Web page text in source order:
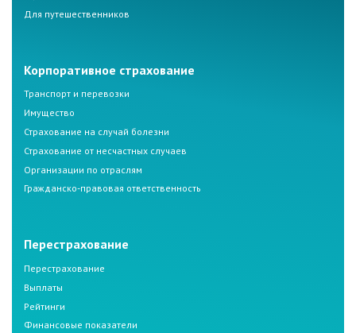
Для путешественников
Корпоративное страхование
Транспорт и перевозки
Имущество
Страхование на случай болезни
Страхование от несчастных случаев
Организации по отраслям
Гражданско-правовая ответственность
Перестрахование
Перестрахование
Выплаты
Рейтинги
Финансовые показатели